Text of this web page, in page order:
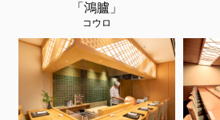
「鴻臚」
コウロ